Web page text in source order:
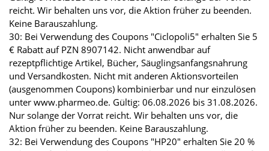
reicht. Wir behalten uns vor, die Aktion früher zu beenden.
Keine Barauszahlung.
30: Bei Verwendung des Coupons "Ciclopoli5" erhalten Sie 5
€ Rabatt auf PZN 8907142. Nicht anwendbar auf
rezeptpflichtige Artikel, Bücher, Säuglingsanfangsnahrung
und Versandkosten. Nicht mit anderen Aktionsvorteilen
(ausgenommen Coupons) kombinierbar und nur einzulösen
unter www.pharmeo.de. Gültig: 06.08.2026 bis 31.08.2026.
Nur solange der Vorrat reicht. Wir behalten uns vor, die
Aktion früher zu beenden. Keine Barauszahlung.
32: Bei Verwendung des Coupons "HP20" erhalten Sie 20 %